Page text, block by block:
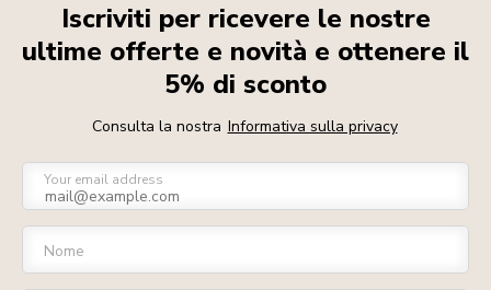
Iscriviti per ricevere le nostre
ultime offerte e novità e ottenere il
5% di sconto
Consulta la nostra Informativa sulla privacy
Your email address
Nome